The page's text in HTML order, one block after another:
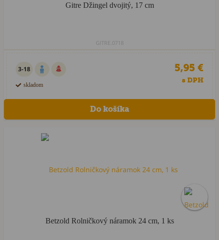
Gitre Džingel dvojitý, 17 cm
GITRE.0718
3-18
skladom
5,95 €
s DPH
Betzold Rolničkový náramok 24 cm, 1 ks